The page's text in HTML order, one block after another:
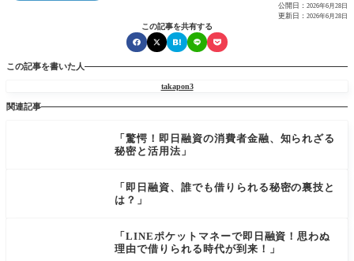
公開日： 2026年6月28日
更新日： 2026年6月28日
この記事を共有する
この記事を書いた人
takapon3
関連記事
「驚愕！即日融資の消費者金融、知られざる
秘密と活用法」
「即日融資、誰でも借りられる秘密の裏技と
は？」
「LINEポケットマネーで即日融資！思わぬ
理由で借りられる時代が到来！」